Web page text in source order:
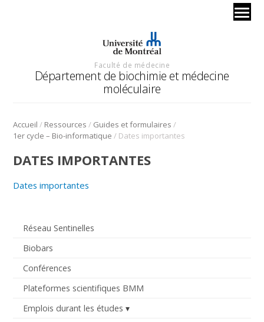
Faculté de médecine
Département de biochimie et médecine
moléculaire
Accueil / Ressources / Guides et formulaires /
1er cycle – Bio-informatique / Dates importantes
Réseau Sentinelles
Biobars
Conférences
Plateformes scientifiques BMM
Emplois durant les études
DATES IMPORTANTES
Dates importantes